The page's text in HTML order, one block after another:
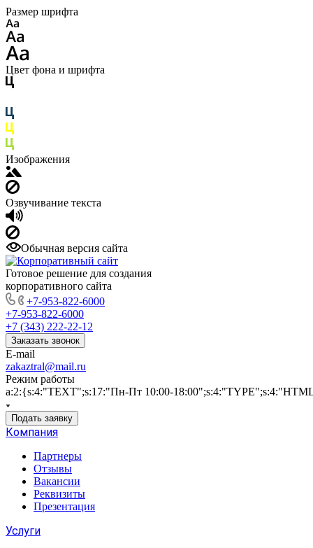
Размер шрифта
Цвет фона и шрифта
Изображения
Озвучивание текста
Обычная версия сайта
Готовое решение для создания
корпоративного сайта
+7-953-822-6000
+7-953-822-6000
+7 (343) 222-22-12
Заказать звонок
E-mail
zakaztral@mail.ru
Режим работы
a:2:{s:4:"TEXT";s:17:"Пн-Пт 10:00-
Подать заявку
Компания
Партнеры
Отзывы
Вакансии
Реквизиты
Презентация
Услуги